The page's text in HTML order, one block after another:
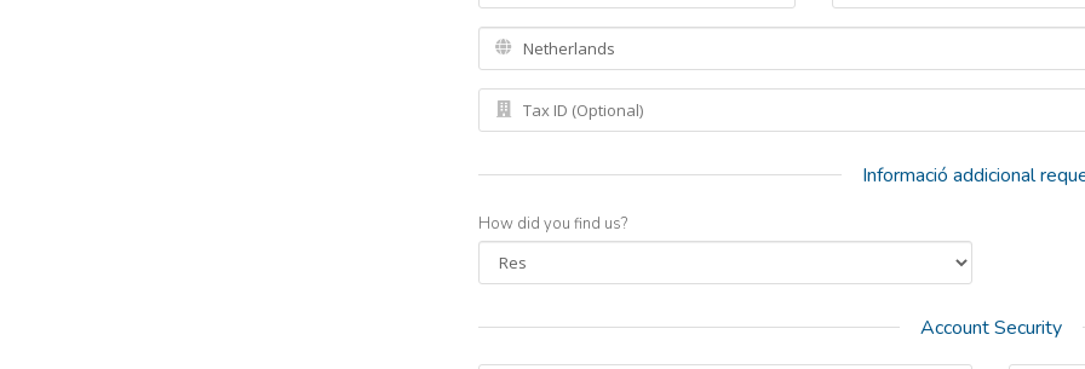
Informació addicional
How did you find us?
Account Security